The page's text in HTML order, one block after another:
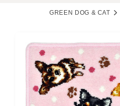
GREEN DOG & CAT